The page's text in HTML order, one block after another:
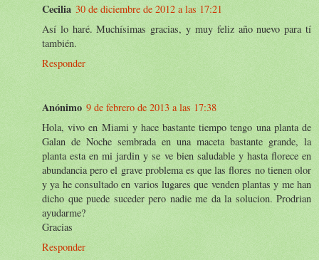
Cecilia 30 de diciembre de 2012 a las 17:21
Así lo haré. Muchísimas gracias, y muy feliz año nuevo para tí
también.
Responder
Anónimo 9 de febrero de 2013 a las 17:38
Hola, vivo en Miami y hace bastante tiempo tengo una planta de
Galan de Noche sembrada en una maceta bastante grande, la
planta esta en mi jardin y se ve bien saludable y hasta florece en
abundancia pero el grave problema es que las flores no tienen olor
y ya he consultado en varios lugares que venden plantas y me han
dicho que puede suceder pero nadie me da la solucion. Prodrian
ayudarme?
Gracias
Responder